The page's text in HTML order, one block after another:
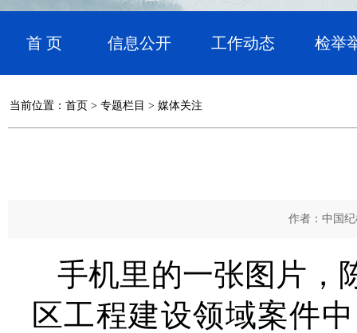
首 页 信息公开 工作动态 检举
当前位置： 首页 > 专题栏目 > 媒体关注
作者：中国
手机里的一张图片，
区工程建设领域案件